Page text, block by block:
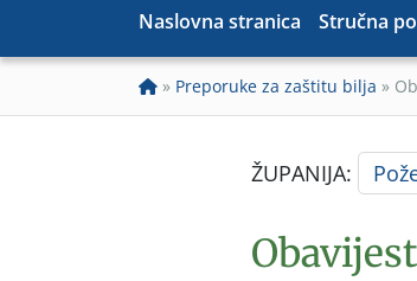
Naslovna stranica Stručna
» Preporuke za zaštitu bilja »
ŽUPANIJA: